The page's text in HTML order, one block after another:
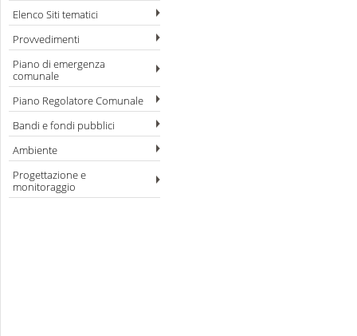
Elenco Siti tematici
Provvedimenti
Piano di emergenza
comunale
Piano Regolatore Comunale
Bandi e fondi pubblici
Ambiente
Progettazione e
monitoraggio